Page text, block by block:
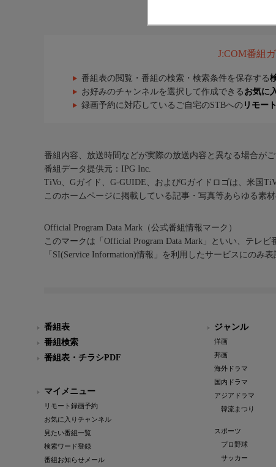
J:COM番組
番組表の閲覧・番組の検索・検索条件を保存する
お好みのチャンネルを選択して作成できる お気に
録画予約に対応しているご自宅のSTBへの リモー
番組内容、放送時間などが実際の放送内容と異なる場合がご
番組データ提供元：IPG Inc.
TiVo、Gガイド、G-GUIDE、およびGガイドロゴは、米国
このホームページに掲載している記事・写真等あらゆる素
Official Program Data Mark（公式番組情報マーク）
このマークは「Official Program Data Mark」といい、テレビ
「SI(Service Information)情報」を利用したサービスにのみ
番組表
番組検索
番組表・チラシPDF
マイメニュー
リモート録画予約
お気に入りチャンネル
見たい番組一覧
検索ワード登録
番組お知らせメール
ジャンル
洋画
邦画
海外ドラマ
国内ドラマ
アジアドラマ
韓流まつり
スポーツ
プロ野球
サッカー